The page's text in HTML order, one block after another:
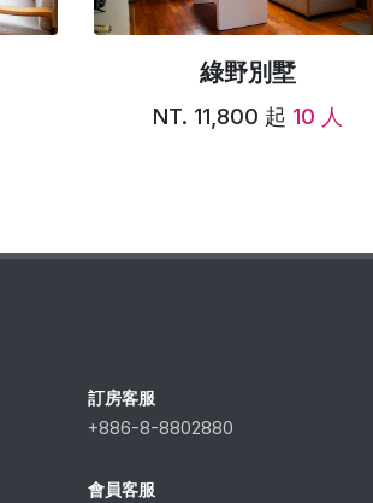
綠野別墅
NT. 11,800 起 10 人
訂房客服
+886-8-8802880
會員客服